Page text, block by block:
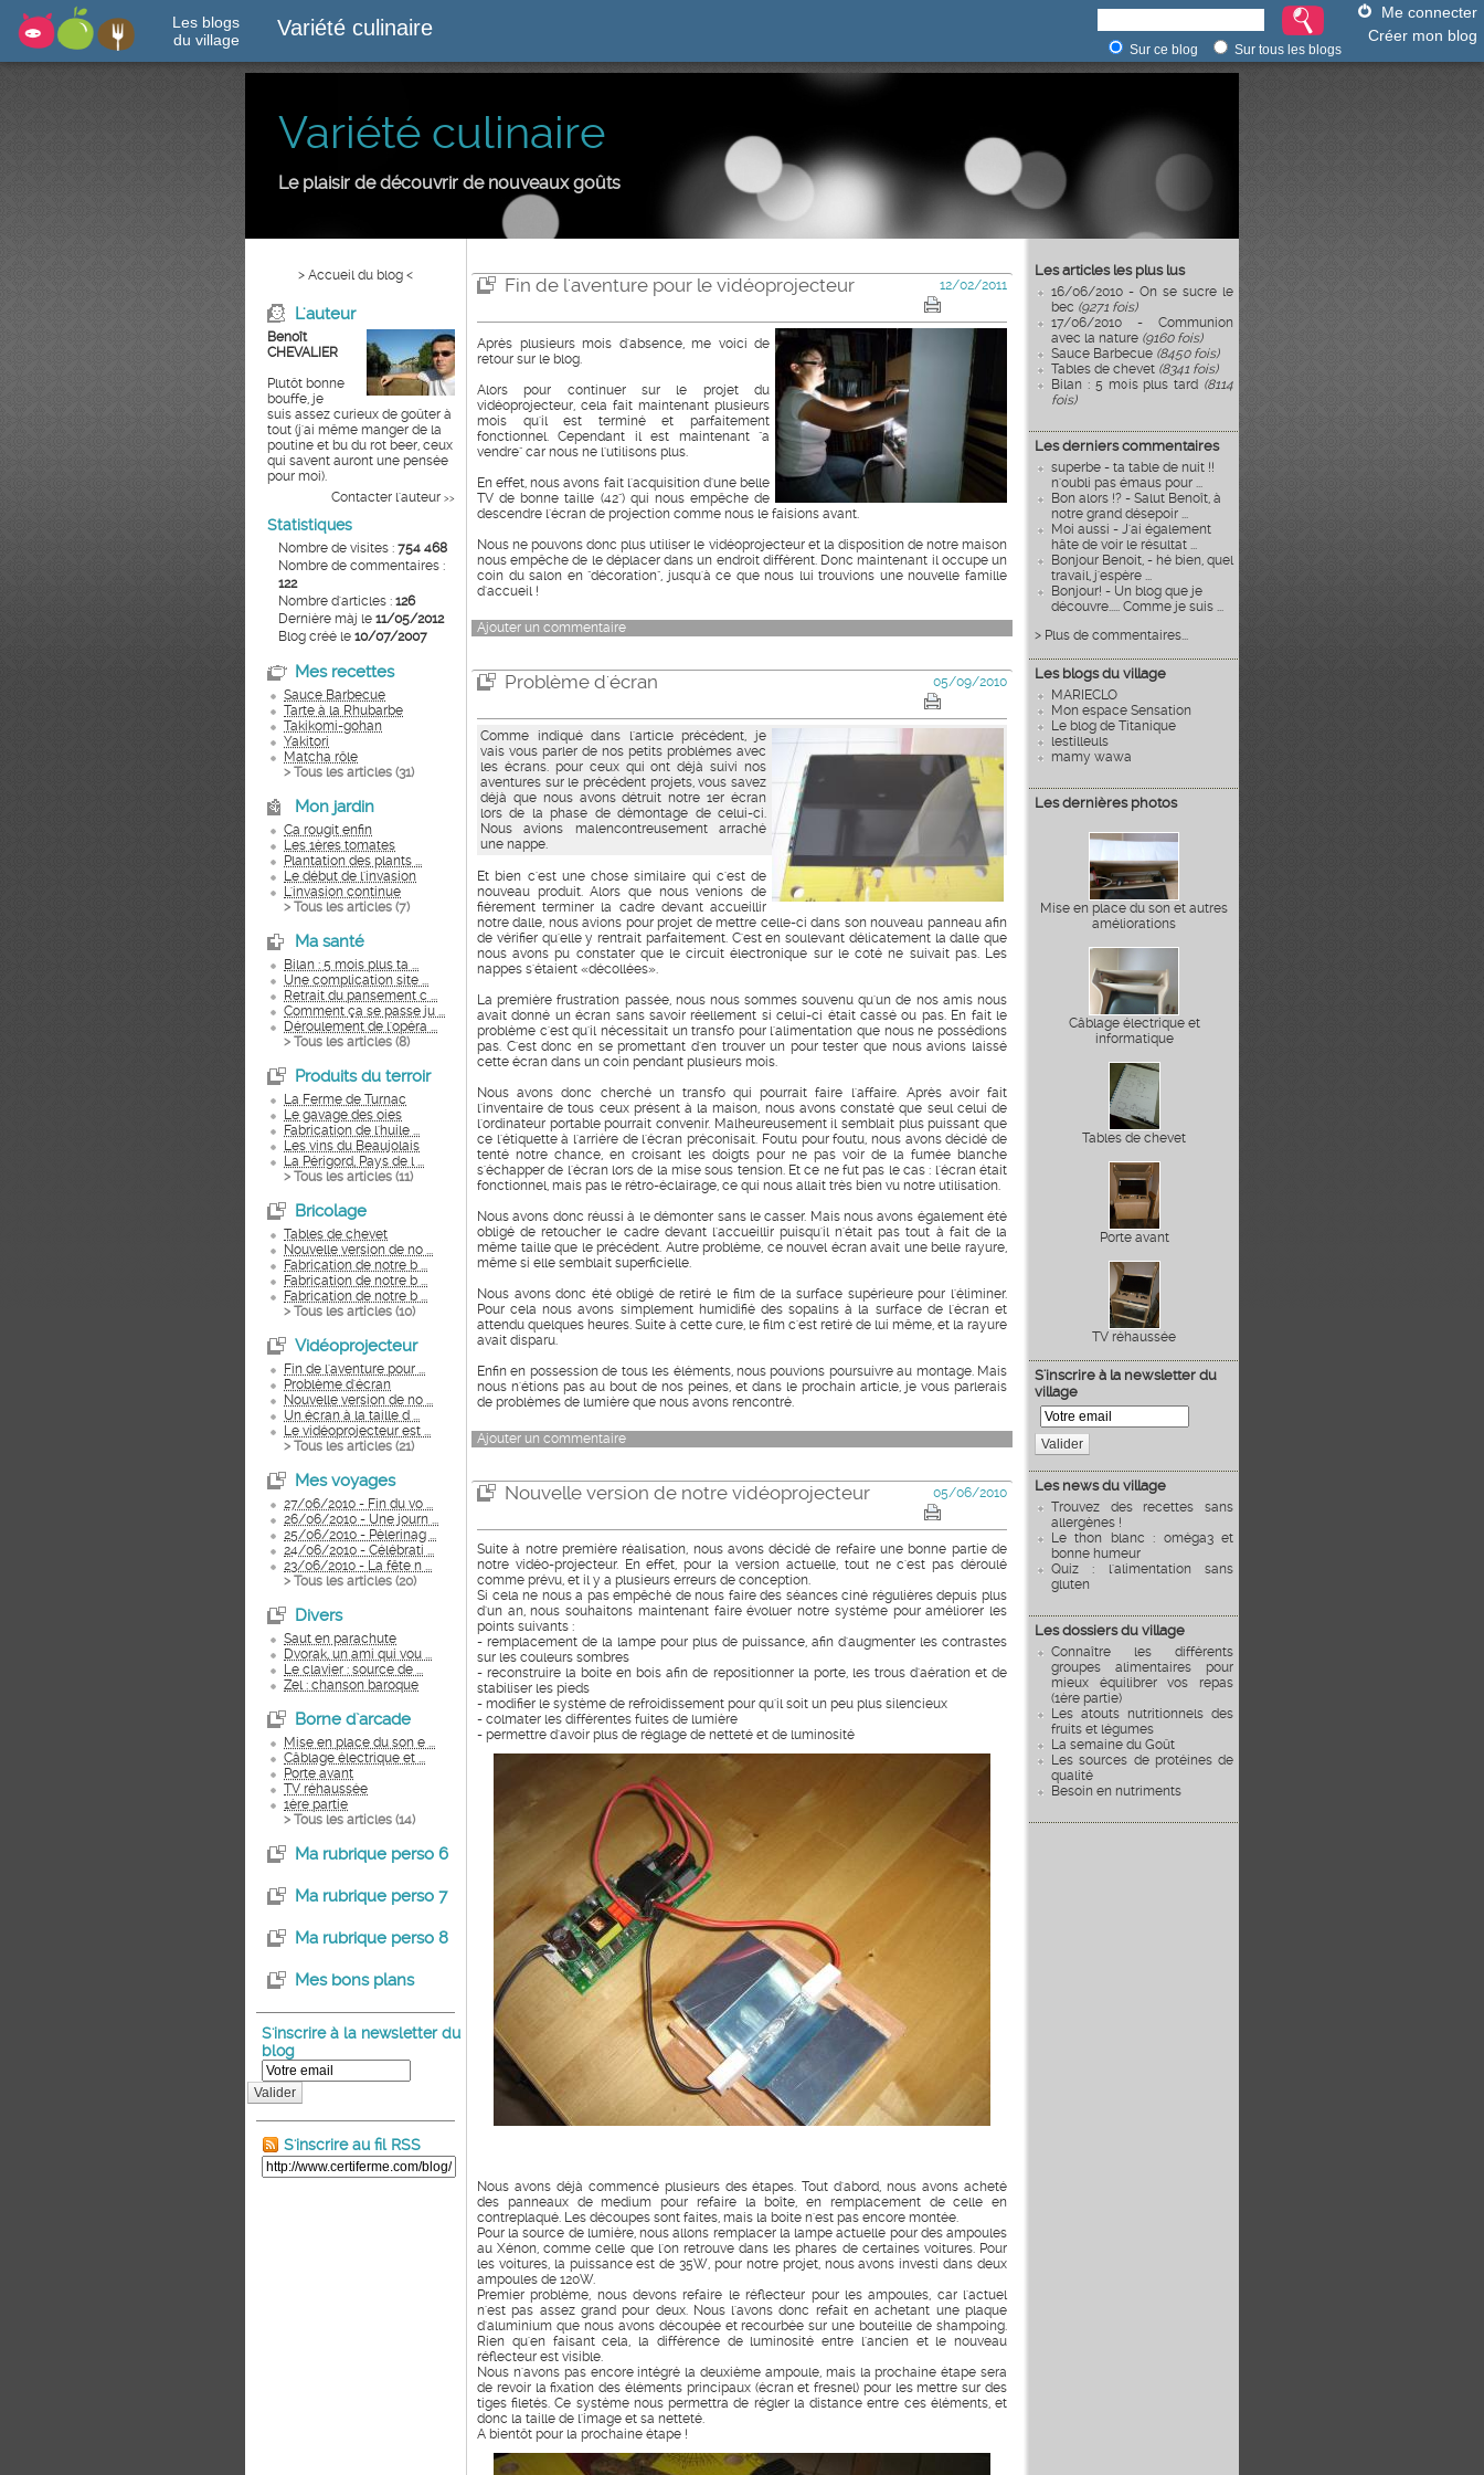
Les blogs
du village
Variété culinaire
Me connecter
Créer mon blog
Sur ce blog Sur tous les blogs
Variété culinaire
Le plaisir de découvrir de nouveaux goûts
Les articles les plus lus
16/06/2010 - On se sucre le
bec (9271 fois)
17/06/2010 - Communion
avec la nature (9160 fois)
Sauce Barbecue (8450 fois)
Tables de chevet (8341 fois)
Bilan : 5 mois plus tard (8114
fois)
Les derniers commentaires
superbe - ta table de nuit !!
n'oubli pas émaus pour ...
Bon alors !? - Salut Benoît, à
notre grand désepoir ...
Moi aussi - J'ai également
hâte de voir le résultat ...
Bonjour Benoit, - hé bien, quel
travail, j'espère ...
Bonjour! - Un blog que je
découvre..... Comme je suis ...
> Plus de commentaires...
Les blogs du village
MARIECLO
Mon espace Sensation
Le blog de Titanique
lestilleuls
mamy wawa
Les dernières photos
Mise en place du son et autres
améliorations
Câblage électrique et
informatique
Tables de chevet
Porte avant
TV réhaussée
S'inscrire à la newsletter du
village
Valider
Les news du village
Trouvez des recettes sans
allergènes !
Le thon blanc : oméga3 et
bonne humeur
Quiz : l'alimentation sans
gluten
Les dossiers du village
Connaître les différents
groupes alimentaires pour
mieux équilibrer vos repas
(1ère partie)
Les atouts nutritionnels des
fruits et légumes
La semaine du Goût
Les sources de protéines de
qualité
Besoin en nutriments
> Accueil du blog <
L'auteur
Benoît
CHEVALIER
Plutôt bonne
bouffe, je
suis assez curieux de goûter à
tout (j'ai même manger de la
poutine et bu du rot beer, ceux
qui savent auront une pensée
pour moi).
Contacter l'auteur >>
Statistiques
Nombre de visites : 754 468
Nombre de commentaires :
122
Nombre d'articles : 126
Dernière màj le 11/05/2012
Blog créé le 10/07/2007
Mes recettes
Sauce Barbecue
Tarte à la Rhubarbe
Takikomi-gohan
Yakitori
Matcha rôle
> Tous les articles (31)
Mon jardin
Ca rougit enfin
Les 1ères tomates
Plantation des plants ...
Le début de l'invasion
L'invasion continue
> Tous les articles (7)
Ma santé
Bilan : 5 mois plus ta ...
Une complication site ...
Retrait du pansement c ...
Comment ça se passe ju ...
Déroulement de l'opéra ...
> Tous les articles (8)
Produits du terroir
La Ferme de Turnac
Le gavage des oies
Fabrication de l'huile ...
Les vins du Beaujolais
La Périgord, Pays de l ...
> Tous les articles (11)
Bricolage
Tables de chevet
Nouvelle version de no ...
Fabrication de notre b ...
Fabrication de notre b ...
Fabrication de notre b ...
> Tous les articles (10)
Vidéoprojecteur
Fin de l'aventure pour ...
Problème d'écran
Nouvelle version de no ...
Un écran à la taille d ...
Le vidéoprojecteur est ...
> Tous les articles (21)
Mes voyages
27/06/2010 - Fin du vo ...
26/06/2010 - Une journ ...
25/06/2010 - Pèlerinag ...
24/06/2010 - Célébrati ...
23/06/2010 - La fête n ...
> Tous les articles (20)
Divers
Saut en parachute
Dvorak, un ami qui vou ...
Le clavier : source de ...
Zel : chanson baroque
Borne d`arcade
Mise en place du son e ...
Câblage électrique et ...
Porte avant
TV réhaussée
1ère partie
> Tous les articles (14)
Ma rubrique perso 6
Ma rubrique perso 7
Ma rubrique perso 8
Mes bons plans
S'inscrire à la newsletter du
blog
Valider
S'inscrire au fil RSS
Fin de l'aventure pour le vidéoprojecteur 12/02/2011
Après plusieurs mois d'absence, me voici de
retour sur le blog.
Alors pour continuer sur le projet du
vidéoprojecteur, cela fait maintenant plusieurs
mois qu'il est terminé et parfaitement
fonctionnel. Cependant il est maintenant "a
vendre" car nous ne l'utilisons plus.
En effet, nous avons fait l'acquisition d'une belle
TV de bonne taille (42") qui nous empêche de
descendre l'écran de projection comme nous le faisions avant.
Nous ne pouvons donc plus utiliser le vidéoprojecteur et la disposition de notre maison
nous empêche de le déplacer dans un endroit différent. Donc maintenant il occupe un
coin du salon en "décoration", jusqu'à ce que nous lui trouvions une nouvelle famille
d'accueil !
Ajouter un commentaire
Problème d'écran 05/09/2010
Comme indiqué dans l'article précédent, je
vais vous parler de nos petits problèmes avec
les écrans. pour ceux qui ont déjà suivi nos
aventures sur le précédent projets, vous savez
déjà que nous avons détruit notre 1er écran
lors de la phase de démontage de celui-ci.
Nous avions malencontreusement arraché
une nappe.
Et bien c'est une chose similaire qui c'est de
nouveau produit. Alors que nous venions de
fièrement terminer la cadre devant accueillir
notre dalle, nous avions pour projet de mettre celle-ci dans son nouveau panneau afin
de vérifier qu'elle y rentrait parfaitement. C'est en soulevant délicatement la dalle que
nous avons pu constater que le circuit électronique sur le coté ne suivait pas. Les
nappes s'étaient «décollées».
La première frustration passée, nous nous sommes souvenu qu'un de nos amis nous
avait donné un écran sans savoir réellement si celui-ci était cassé ou pas. En fait le
problème c'est qu'il nécessitait un transfo pour l'alimentation que nous ne possédions
pas. C'est donc en se promettant d'en trouver un pour tester que nous avions laissé
cette écran dans un coin pendant plusieurs mois.
Nous avons donc cherché un transfo qui pourrait faire l'affaire. Après avoir fait
l'inventaire de tous ceux présent à la maison, nous avons constaté que seul celui de
l'ordinateur portable pourrait convenir. Malheureusement il semblait plus puissant que
ce l'étiquette à l'arrière de l'écran préconisait. Foutu pour foutu, nous avons décidé de
tenté notre chance, en croisant les doigts pour ne pas voir de la fumée blanche
s'échapper de l'écran lors de la mise sous tension. Et ce ne fut pas le cas : l'écran était
fonctionnel, mais pas le rétro-éclairage, ce qui nous allait très bien vu notre utilisation.
Nous avons donc réussi à le démonter sans le casser. Mais nous avons également été
obligé de retoucher le cadre devant l'accueillir puisqu'il n'était pas tout à fait de la
même taille que le précédent. Autre problème, ce nouvel écran avait une belle rayure,
même si elle semblait superficielle.
Nous avons donc été obligé de retiré le film de la surface supérieure pour l'éliminer.
Pour cela nous avons simplement humidifié des sopalins à la surface de l'écran et
attendu quelques heures. Suite à cette cure, le film c'est retiré de lui même, et la rayure
avait disparu.
Enfin en possession de tous les éléments, nous pouvions poursuivre au montage. Mais
nous n'étions pas au bout de nos peines, et dans le prochain article, je vous parlerais
de problèmes de lumière que nous avons rencontré.
Ajouter un commentaire
Nouvelle version de notre vidéoprojecteur 05/06/2010
Suite à notre première réalisation, nous avons décidé de refaire une bonne partie de
notre vidéo-projecteur. En effet, pour la version actuelle, tout ne c'est pas déroulé
comme prévu, et il y a plusieurs erreurs de conception.
Si cela ne nous a pas empêché de nous faire des séances ciné régulières depuis plus
d'un an, nous souhaitons maintenant faire évoluer notre système pour améliorer les
points suivants :
- remplacement de la lampe pour plus de puissance, afin d'augmenter les contrastes
sur les couleurs sombres
- reconstruire la boite en bois afin de repositionner la porte, les trous d'aération et de
stabiliser les pieds
- modifier le système de refroidissement pour qu'il soit un peu plus silencieux
- colmater les différentes fuites de lumière
- permettre d'avoir plus de réglage de netteté et de luminosité
Nous avons déjà commencé plusieurs des étapes. Tout d'abord, nous avons acheté
des panneaux de medium pour refaire la boîte, en remplacement de celle en
contreplaqué. Les découpes sont faites, mais la boite n'est pas encore montée.
Pour la source de lumière, nous allons remplacer la lampe actuelle pour des ampoules
au Xénon, comme celle que l'on retrouve dans les phares de certaines voitures. Pour
les voitures, la puissance est de 35W, pour notre projet, nous avons investi dans deux
ampoules de 120W.
Premier problème, nous devons refaire le réflecteur pour les ampoules, car l'actuel
n'est pas assez grand pour deux. Nous l'avons donc refait en achetant une plaque
d'aluminium que nous avons découpée et recourbée sur une bouteille de shampoing.
Rien qu'en faisant cela, la différence de luminosité entre l'ancien et le nouveau
réflecteur est visible.
Nous n'avons pas encore intégré la deuxième ampoule, mais la prochaine étape sera
de revoir la fixation des éléments principaux (écran et fresnel) pour les mettre sur des
tiges filetés. Ce système nous permettra de régler la distance entre ces éléments, et
donc la taille de l'image et sa netteté.
A bientôt pour la prochaine étape !